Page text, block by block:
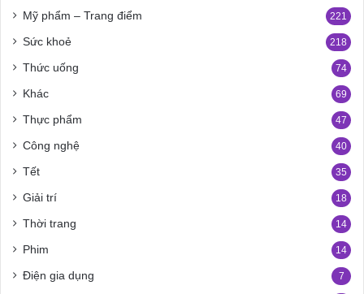
Mỹ phẩm – Trang điểm 221
Sức khoẻ 218
Thức uống 74
Khác 69
Thực phẩm 47
Công nghệ 40
Tết 35
Giải trí 18
Thời trang 14
Phim 14
Điện gia dụng 7